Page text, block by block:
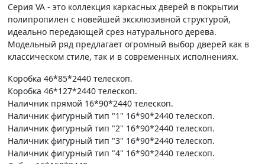
Серия VA - это коллекция каркасных дверей в покрытии
полипропилен с новейшей эксклюзивной структурой,
идеально передающей срез натурального дерева.
Модельный ряд предлагает огромный выбор дверей как в
классическом стиле, так и в современных исполнениях.
Коробка 46*85*2440 телескоп.
Коробка 46*127*2440 телескоп.
Наличник прямой 16*90*2440 телескоп.
Наличник фигурный тип "1" 16*90*2440 телескоп.
Наличник фигурный тип "2" 16*90*2440 телескоп.
Наличник фигурный тип "3" 16*90*2440 телескоп.
Наличник фигурный тип "4" 16*90*2440 телескоп.